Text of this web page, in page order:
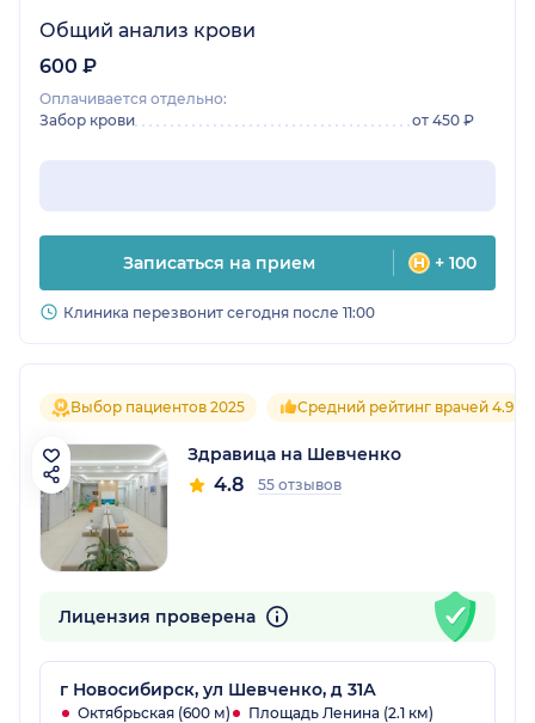
Общий анализ крови
600 ₽
Оплачивается отдельно:
Забор крови
от 450 ₽
Записаться на прием + 100
Клиника перезвонит сегодня после 11:00
Выбор пациентов 2025 Средний рейтинг врачей 4.9
Здравица на Шевченко
4.8 55 отзывов
Лицензия проверена
г Новосибирск, ул Шевченко, д 31А
Октябрьская (600 м)
Площадь Ленина (2.1 км)